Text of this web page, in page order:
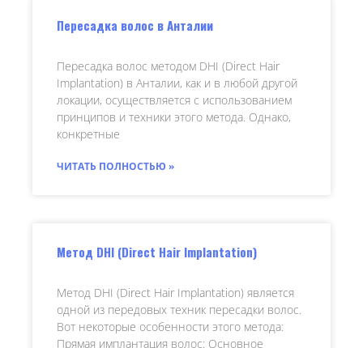
Пересадка волос в Анталии
Пересадка волос методом DHI (Direct Hair
Implantation) в Анталии, как и в любой другой
локации, осуществляется с использованием
принципов и техники этого метода. Однако,
конкретные
ЧИТАТЬ ПОЛНОСТЬЮ »
Метод DHI (Direct Hair Implantation)
Метод DHI (Direct Hair Implantation) является
одной из передовых техник пересадки волос.
Вот некоторые особенности этого метода:
Прямая имплантация волос: Основное